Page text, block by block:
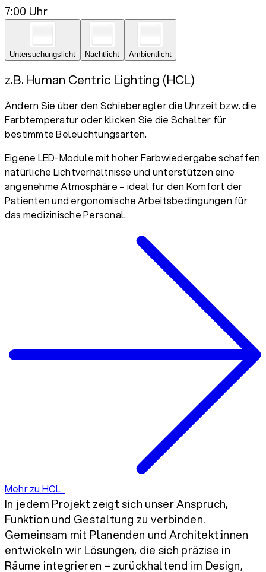
7:00 Uhr
Untersuchungslicht Nachtlicht Ambientlicht
z.B. Human Centric Lighting (HCL)
Ändern Sie über den Schieberegler die Uhrzeit bzw. die
Farbtemperatur oder klicken Sie die Schalter für
bestimmte Beleuchtungsarten.
Eigene LED-Module mit hoher Farbwiedergabe schaffen
natürliche Lichtverhältnisse und unterstützen eine
angenehme Atmosphäre – ideal für den Komfort der
Patienten und ergonomische Arbeitsbedingungen für
das medizinische Personal.
Mehr zu HCL
In jedem Projekt zeigt sich unser Anspruch,
Funktion und Gestaltung zu verbinden.
Gemeinsam mit Planenden und Architekt:innen
entwickeln wir Lösungen, die sich präzise in
Räume integrieren – zurückhaltend im Design,